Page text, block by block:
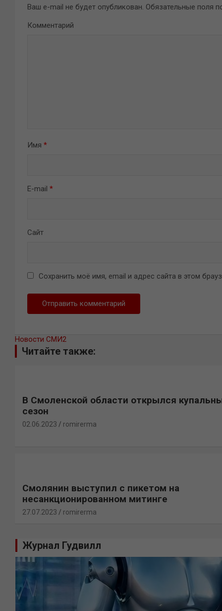
Ваш e-mail не будет опубликован. Обязательные поля
Комментарий
Имя *
E-mail *
Сайт
Сохранить моё имя, email и адрес сайта в этом
Новости СМИ2
Читайте также:
В Смоленской области открылся
сезон
02.06.2023 romirerma
Смолянин выступил с пикетом на
несанкционированном митинге
27.07.2023 romirerma
Журнал Гудвилл